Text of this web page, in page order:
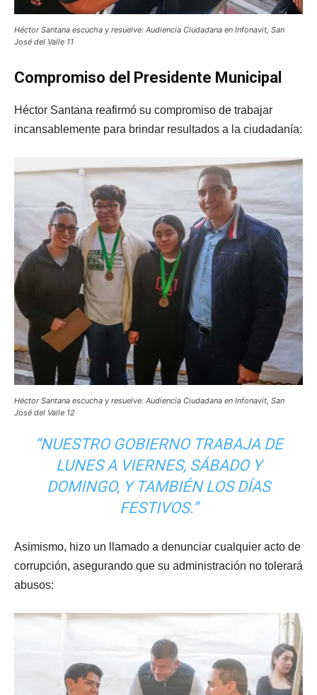
Héctor Santana escucha y resuelve: Audiencia Ciudadana en Infonavit, San
José del Valle 11
Compromiso del Presidente Municipal
Héctor Santana reafirmó su compromiso de trabajar
incansablemente para brindar resultados a la ciudadanía:
Héctor Santana escucha y resuelve: Audiencia Ciudadana en Infonavit, San
José del Valle 12
“NUESTRO GOBIERNO TRABAJA DE
LUNES A VIERNES, SÁBADO Y
DOMINGO, Y TAMBIÉN LOS DÍAS
FESTIVOS.”
Asimismo, hizo un llamado a denunciar cualquier acto de
corrupción, asegurando que su administración no tolerará
abusos: